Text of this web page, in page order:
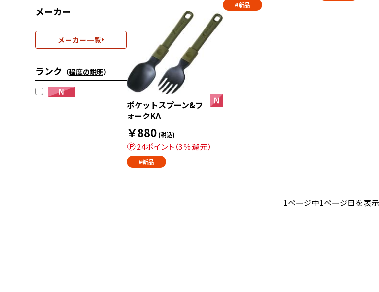
メーカー
メーカー一覧
ランク （程度の説明）
#新品
ポケットスプーン&フ
ォークKA
￥880 (税込)
24ポイント（3％還元）
#新品
1ページ中1ページ目を表示